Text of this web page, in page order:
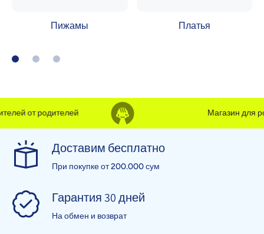
Пижамы Платья
от родителей Магазин для
Доставим бесплатно
При покупке от 200.000 сум
Гарантия 30 дней
На обмен и возврат